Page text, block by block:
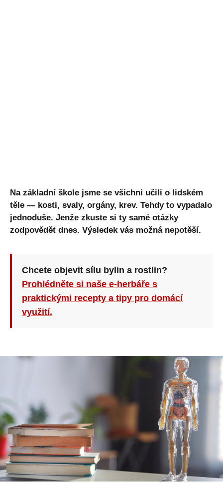
Na základní škole jsme se všichni učili o lidském
těle — kosti, svaly, orgány, krev. Tehdy to vypadalo
jednoduše. Jenže zkuste si ty samé otázky
zodpovědět dnes. Výsledek vás možná nepotěší.
Chcete objevit sílu bylin a rostlin?
Prohlédněte si naše e-herbáře s
praktickými recepty a tipy pro domácí
využití.